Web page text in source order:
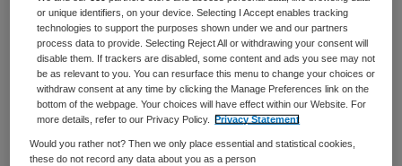
BRANCHE
Instelling/tehuis
AANSTELLING
Tijdelijk met uitzicht op vast
PLAATSINGSDATUM
24 september 2025 MBO
Ervaren
or unique identifiers, on your device. Selecting I Accept enables tracking
technologies to support the purposes shown under we and our partners
process data to provide. Selecting Reject All or withdrawing your consent will
disable them. If trackers are disabled, some content and ads you see may not
be as relevant to you. You can resurface this menu to change your choices or
withdraw consent at any time by clicking the Manage Preferences link on the
bottom of the webpage. Your choices will have effect within our Website. For
more details, refer to our Privacy Policy.
Privacy Statement
Would you rather not? Then we only place essential and statistical cookies,
these do not record any data about you as a person